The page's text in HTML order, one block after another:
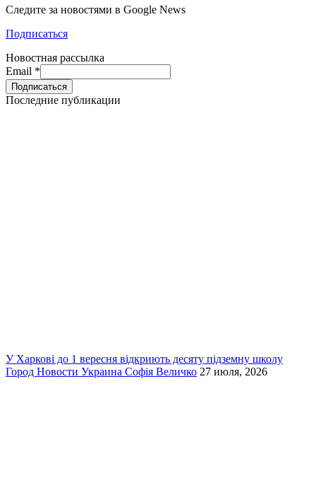
Следите за новостями в Google News
Подписаться
Новостная рассылка
Email *
Последние публикации
У Харкові до 1 вересня відкриють десяту підземну школу
Город Новости Украина Софія Величко 27 июля, 2026